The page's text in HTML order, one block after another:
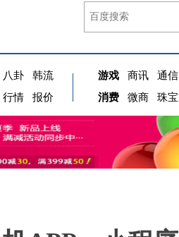
八卦
韩流
行情 报价
游戏 商讯 通信
消费
微商 珠宝